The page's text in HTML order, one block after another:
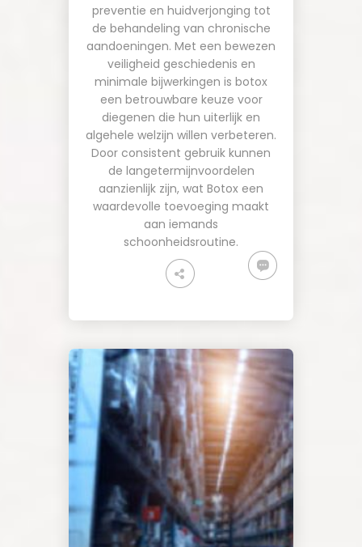
preventie en huidverjonging tot
de behandeling van chronische
aandoeningen. Met een bewezen
veiligheid geschiedenis en
minimale bijwerkingen is botox
een betrouwbare keuze voor
diegenen die hun uiterlijk en
algehele welzijn willen verbeteren.
Door consistent gebruik kunnen
de langetermijnvoordelen
aanzienlijk zijn, wat Botox een
waardevolle toevoeging maakt
aan iemands
schoonheidsroutine.